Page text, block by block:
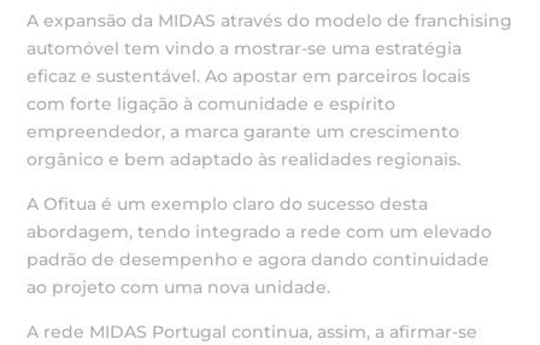
A expansão da MIDAS através do modelo de franchising
automóvel tem vindo a mostrar-se uma estratégia
eficaz e sustentável. Ao apostar em parceiros locais
com forte ligação à comunidade e espírito
empreendedor, a marca garante um crescimento
orgânico e bem adaptado às realidades regionais.
A Ofitua é um exemplo claro do sucesso desta
abordagem, tendo integrado a rede com um elevado
padrão de desempenho e agora dando continuidade
ao projeto com uma nova unidade.
A rede MIDAS Portugal continua, assim, a afirmar-se